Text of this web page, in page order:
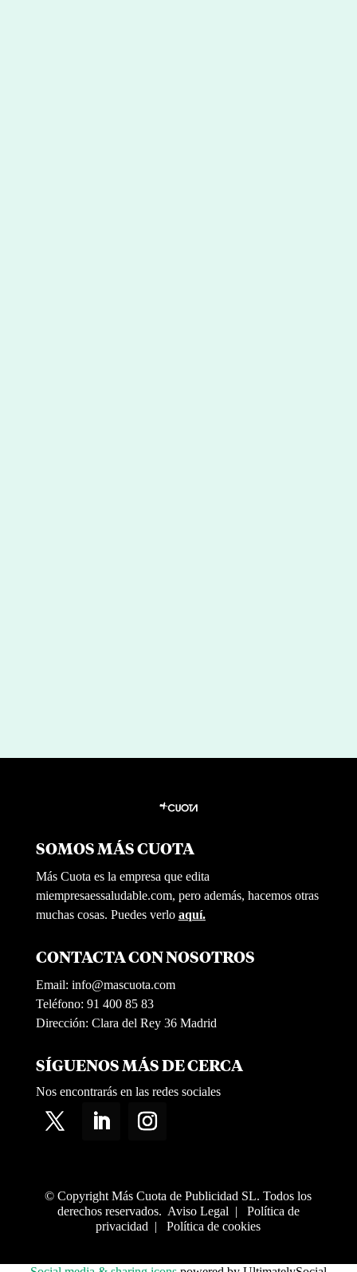
SOMOS MÁS CUOTA
Más Cuota es la empresa que edita
miempresaessaludable.com, pero además, hacemos otras
muchas cosas. Puedes verlo aquí.
CONTACTA CON NOSOTROS
Email: info@mascuota.com
Teléfono: 91 400 85 83
Dirección: Clara del Rey 36 Madrid
SÍGUENOS MÁS DE CERCA
Nos encontrarás en las redes sociales
© Copyright Más Cuota de Publicidad SL. Todos los
derechos reservados. Aviso Legal | Política de
privacidad |Política de cookies